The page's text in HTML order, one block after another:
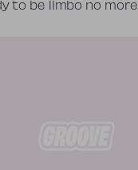
to be limbo no more